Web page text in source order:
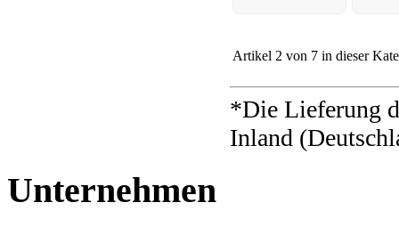
Artikel 2 von 7 in dieser
*Die Lieferung
Inland
Unternehmen